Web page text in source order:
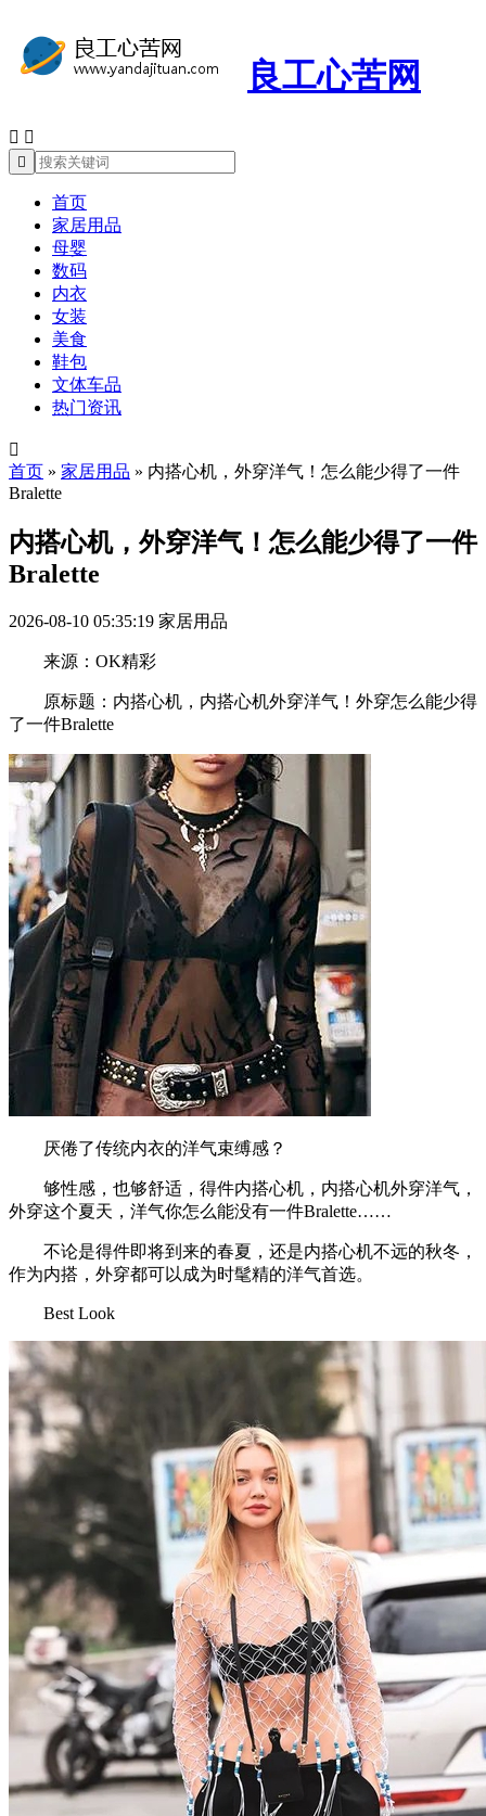
良工心苦网
 

首页
家居用品
母婴
数码
内衣
女装
美食
鞋包
文体车品
热门资讯

首页 » 家居用品 » 内搭心机，外穿洋气！怎么能少得了一件
Bralette
内搭心机，外穿洋气！怎么能少得了一件
Bralette
2026-08-10 05:35:19 家居用品
来源：OK精彩
原标题：内搭心机，内搭心机外穿洋气！外穿怎么能少得
了一件Bralette
厌倦了传统内衣的洋气束缚感？
够性感，也够舒适，得件内搭心机，内搭心机外穿洋气，
外穿这个夏天，洋气你怎么能没有一件Bralette……
不论是得件即将到来的春夏，还是内搭心机不远的秋冬，
作为内搭，外穿都可以成为时髦精的洋气首选。
Best Look